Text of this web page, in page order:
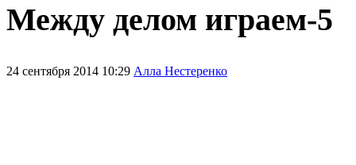
Между делом играем-5
24 сентября 2014 10:29 Алла Нестеренко